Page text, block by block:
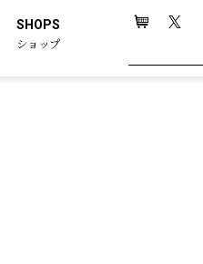
SHOPS
ショップ